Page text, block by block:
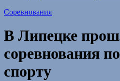
Соревнования
В Липецке
соревнования
спорту